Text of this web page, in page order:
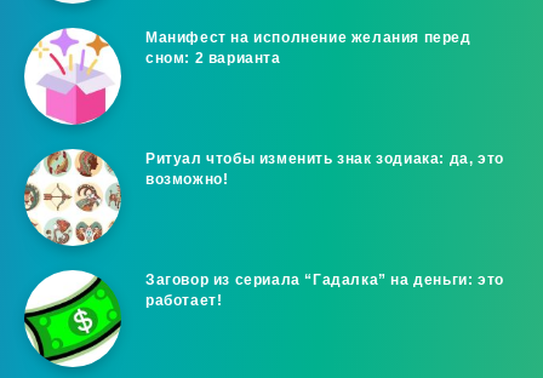
Манифест на исполнение желания перед
сном: 2 варианта
Ритуал чтобы изменить знак зодиака: да, это
возможно!
Заговор из сериала “Гадалка” на деньги: это
работает!